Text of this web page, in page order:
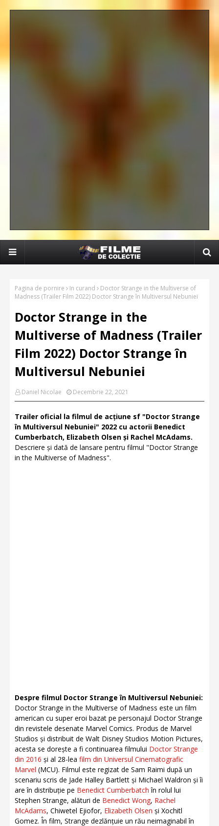
Pagina de pornire In curand
Doctor Strange in the Multiverse of
Madness (Trailer Film 2022) Doctor Strange în Multiversul Nebuniei
Doctor Strange in the
Multiverse of Madness (Trailer
Film 2022) Doctor Strange în
Multiversul Nebuniei
Daniel Nicolae Decembrie 22, 2021
Trailer oficial la filmul de acțiune sf "Doctor Strange
în Multiversul Nebuniei" 2022 cu actorii Benedict
Cumberbatch, Elizabeth Olsen și Rachel McAdams.
Descriere și dată de lansare pentru filmul "Doctor Strange
in the Multiverse of Madness".
Despre filmul Doctor Strange în Multiversul Nebuniei:
Doctor Strange in the Multiverse of Madness este un film
american cu super eroi bazat pe personajul Doctor Strange
din revistele desenate Marvel Comics. Produs de Marvel
Studios și distribuit de Walt Disney Studios Motion Pictures,
acesta se dorește a fi continuarea filmului Doctor Strange
din 2016 și al 28-lea film din Universul Cinematografic
Marvel (MCU). Filmul este regizat de Sam Raimi după un
scenariu scris de Jade Halley Bartlett și Michael Waldron și îi
are în distribuție pe Benedict Cumberbatch în rolul lui
Stephen Strange, alături de Benedict Wong, Rachel
McAdams, Chiwetel Ejiofor, Elizabeth Olsen și Xochitl
Gomez. În film, Strange dezlănțuie un rău neimaginabil în